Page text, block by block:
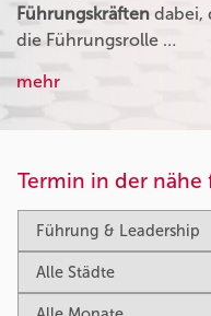
Führungskräften dabei,
die Führungsrolle …
mehr
Termin in der nähe